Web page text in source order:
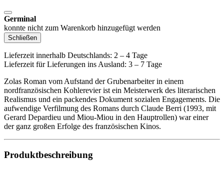
Germinal
konnte nicht zum Warenkorb hinzugefügt werden
Schließen
Lieferzeit innerhalb Deutschlands: 2 – 4 Tage
Lieferzeit für Lieferungen ins Ausland: 3 – 7 Tage
Zolas Roman vom Aufstand der Grubenarbeiter in einem
nordfranzösischen Kohlerevier ist ein Meisterwerk des literarischen
Realismus und ein packendes Dokument sozialen Engagements. Die
aufwendige Verfilmung des Romans durch Claude Berri (1993, mit
Gerard Depardieu und Miou-Miou in den Hauptrollen) war einer
der ganz großen Erfolge des französischen Kinos.
Produktbeschreibung